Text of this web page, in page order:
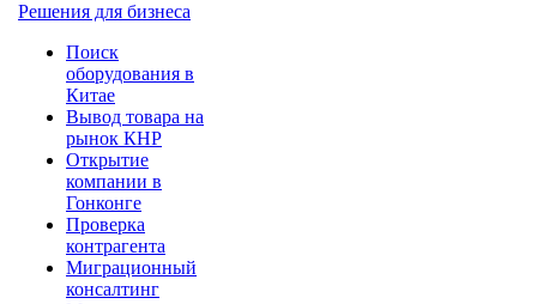
Решения для бизнеса
Поиск
оборудования в
Китае
Вывод товара на
рынок КНР
Открытие
компании в
Гонконге
Проверка
контрагента
Миграционный
консалтинг